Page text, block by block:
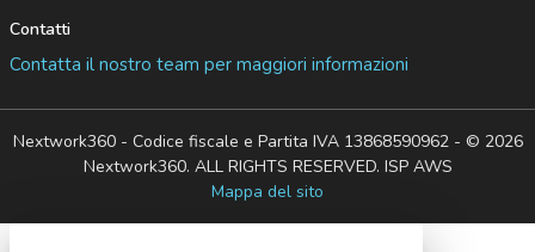
Contatti
Contatta il nostro team per maggiori informazioni
Nextwork360 - Codice fiscale e Partita IVA 13868590962 - © 2026
Nextwork360. ALL RIGHTS RESERVED. ISP AWS
Mappa del sito